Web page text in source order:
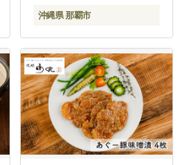
沖縄県 那覇市